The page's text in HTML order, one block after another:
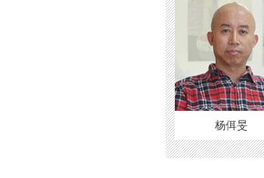
杨佴旻